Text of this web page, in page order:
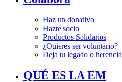
Haz un donativo
Hazte socio
Productos Solidarios
¿Quieres ser voluntario?
Deja tu legado o herencia
QUÉ ES LA EM